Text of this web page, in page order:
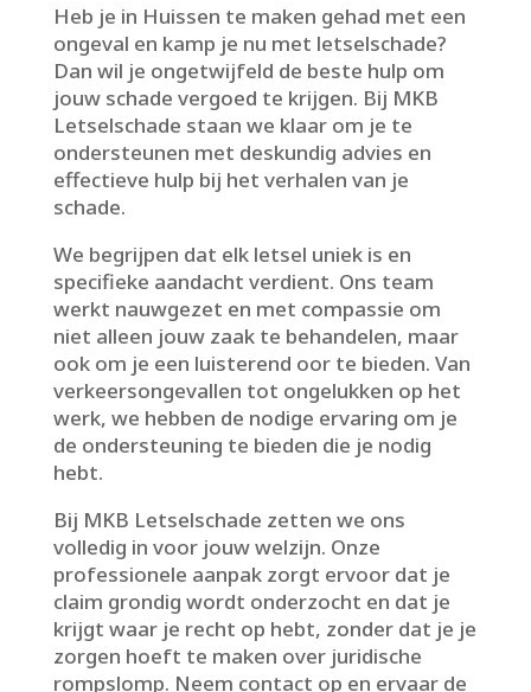
Heb je in Huissen te maken gehad met een
ongeval en kamp je nu met letselschade?
Dan wil je ongetwijfeld de beste hulp om
jouw schade vergoed te krijgen.​ Bij MKB
Letselschade staan we klaar om je te
ondersteunen met deskundig advies en
effectieve hulp bij het verhalen van je
schade.​
We begrijpen dat elk letsel uniek is en
specifieke aandacht verdient.​ Ons team
werkt nauwgezet en met compassie om
niet alleen jouw zaak te behandelen, maar
ook om je een luisterend oor te bieden.​ Van
verkeersongevallen tot ongelukken op het
werk, we hebben de nodige ervaring om je
de ondersteuning te bieden die je nodig
hebt.​
Bij MKB Letselschade zetten we ons
volledig in voor jouw welzijn.​ Onze
professionele aanpak zorgt ervoor dat je
claim grondig wordt onderzocht en dat je
krijgt waar je recht op hebt, zonder dat je je
zorgen hoeft te maken over juridische
rompslomp.​ Neem contact op en ervaar de